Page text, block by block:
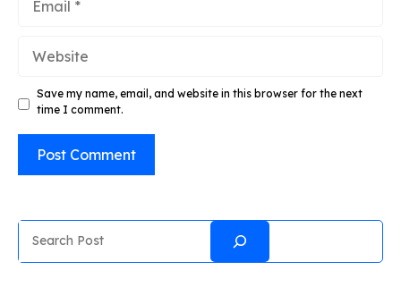
Save my name, email, and website in this browser for the next
time I comment.
Search